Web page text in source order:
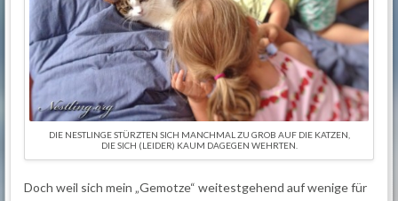
DIE NESTLINGE STÜRZTEN SICH MANCHMAL ZU GROB AUF DIE KATZEN,
DIE SICH (LEIDER) KAUM DAGEGEN WEHRTEN.
Doch weil sich mein „Gemotze“ weitestgehend auf wenige für